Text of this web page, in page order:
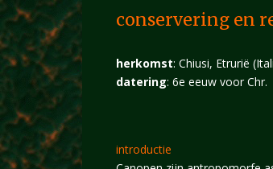
conservering en
herkomst: Chiusi, Etrurië
datering: 6e eeuw voor Chr.
introductie